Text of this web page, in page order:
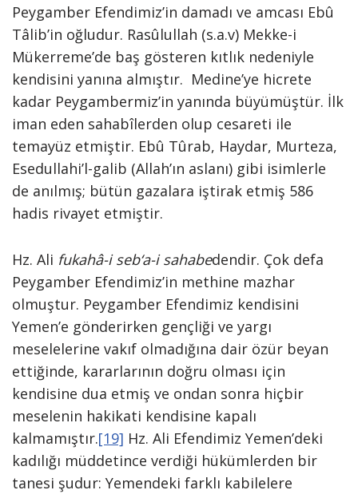
Peygamber Efendimiz’in damadı ve amcası Ebû
Tâlib’in oğludur. Rasûlullah (s.a.v) Mekke-i
Mükerreme’de baş gösteren kıtlık nedeniyle
kendisini yanına almıştır. Medine’ye hicrete
kadar Peygambermiz’in yanında büyümüştür. İlk
iman eden sahabîlerden olup cesareti ile
temayüz etmiştir. Ebû Tûrab, Haydar, Murteza,
Esedullahi’l-galib (Allah’ın aslanı) gibi isimlerle
de anılmış; bütün gazalara iştirak etmiş 586
hadis rivayet etmiştir.
Hz. Ali fukahâ-i seb‘a-i sahabedendir. Çok defa
Peygamber Efendimiz’in methine mazhar
olmuştur. Peygamber Efendimiz kendisini
Yemen’e gönderirken gençliği ve yargı
meselelerine vakıf olmadığına dair özür beyan
ettiğinde, kararlarının doğru olması için
kendisine dua etmiş ve ondan sonra hiçbir
meselenin hakikati kendisine kapalı
kalmamıştır.[19] Hz. Ali Efendimiz Yemen’deki
kadılığı müddetince verdiği hükümlerden bir
tanesi şudur: Yemendeki farklı kabilelere